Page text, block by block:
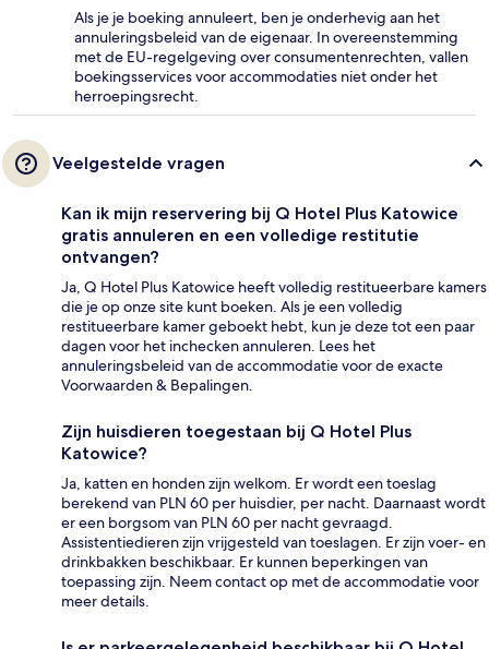
Als je je boeking annuleert, ben je onderhevig aan het
annuleringsbeleid van de eigenaar. In overeenstemming
met de EU-regelgeving over consumentenrechten, vallen
boekingsservices voor accommodaties niet onder het
herroepingsrecht.
Veelgestelde vragen
Kan ik mijn reservering bij Q Hotel Plus Katowice
gratis annuleren en een volledige restitutie
ontvangen?
Ja, Q Hotel Plus Katowice heeft volledig restitueerbare kamers
die je op onze site kunt boeken. Als je een volledig
restitueerbare kamer geboekt hebt, kun je deze tot een paar
dagen voor het inchecken annuleren. Lees het
annuleringsbeleid van de accommodatie voor de exacte
Voorwaarden & Bepalingen.
Zijn huisdieren toegestaan bij Q Hotel Plus
Katowice?
Ja, katten en honden zijn welkom. Er wordt een toeslag
berekend van PLN 60 per huisdier, per nacht. Daarnaast wordt
er een borgsom van PLN 60 per nacht gevraagd.
Assistentiedieren zijn vrijgesteld van toeslagen. Er zijn voer- en
drinkbakken beschikbaar. Er kunnen beperkingen van
toepassing zijn. Neem contact op met de accommodatie voor
meer details.